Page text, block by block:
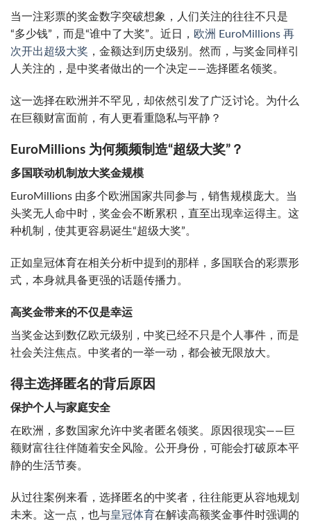
当一注彩票的奖金数字突破想象，人们关注的往往不只是
“多少钱”，而是“谁中了大奖”。近日， 欧洲 EuroMillions 再
次开出超级大奖 ，金额达到历史级别。然而，与奖金同样引
人关注的，是中奖者做出的一个决定——选择匿名领奖。
这一选择在欧洲并不罕见，却依然引发了广泛讨论。为什么
在巨额财富面前，有人更看重隐私与平静？
EuroMillions 为何频频制造“超级大奖”？
多国联动机制放大奖金规模
EuroMillions 由多个欧洲国家共同参与，销售规模庞大。当
头奖无人命中时，奖金会不断累积，直至出现幸运得主。这
种机制，使其更容易诞生“超级大奖”。
正如皇冠体育在相关分析中提到的那样，多国联合的彩票形
式，本身就具备更强的话题传播力。
高奖金带来的不仅是幸运
当奖金达到数亿欧元级别，中奖已经不只是个人事件，而是
社会关注焦点。中奖者的一举一动，都会被无限放大。
得主选择匿名的背后原因
保护个人与家庭安全
在欧洲，多数国家允许中奖者匿名领奖。原因很现实——巨
额财富往往伴随着安全风险。公开身份，可能会打破原本平
静的生活节奏。
从过往案例来看，选择匿名的中奖者，往往能更从容地规划
未来。这一点，也与皇冠体育在解读高额奖金事件时强调的